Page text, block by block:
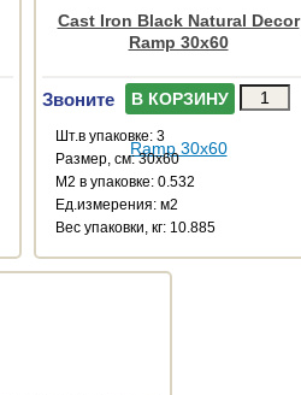
Cast Iron Black Natural Decor
Ramp 30x60
Звоните В КОРЗИНУ
Шт.в упаковке: 3
Размер, см: 30x60
М2 в упаковке: 0.532
Ед.измерения: м2
Веc упаковки, кг: 10.885